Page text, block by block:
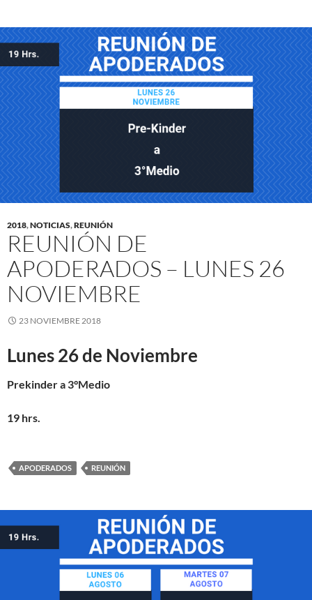
2018,NOTICIAS,REUNIÓN
REUNIÓN DE
APODERADOS – LUNES 26
NOVIEMBRE
23 NOVIEMBRE 2018
Lunes 26 de Noviembre
Prekinder a 3°Medio
19 hrs.
APODERADOS REUNIÓN